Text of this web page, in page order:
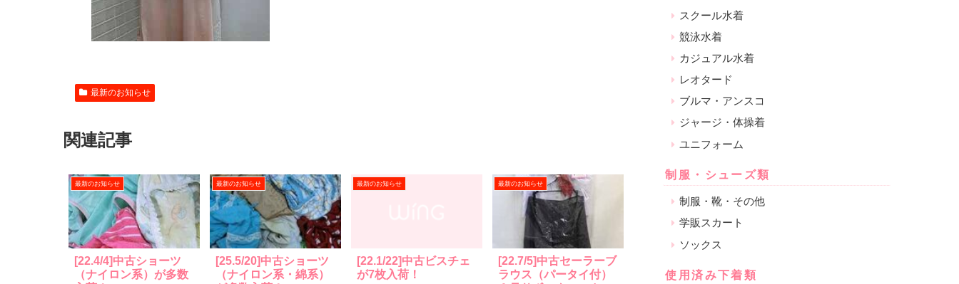
最新のお知らせ
関連記事
最新のお知らせ
[22.4/4]中古ショーツ
（ナイロン系）が多数
最新のお知らせ
[25.5/20]中古ショーツ
（ナイロン系・綿系）
最新のお知らせ
[22.1/22]中古ビスチェ
が7枚入荷！
最新のお知らせ
[22.7/5]中古セーラーブ
ラウス（パータイ付）
スクール水着
競泳水着
カジュアル水着
レオタード
ブルマ・アンスコ
ジャージ・体操着
ユニフォーム
制服・シューズ類
制服・靴・その他
学販スカート
ソックス
使用済み下着類